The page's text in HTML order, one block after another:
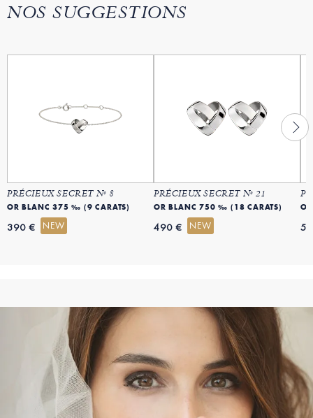
NOS SUGGESTIONS
PRÉCIEUX SECRET Nº 8
OR BLANC 375 ‰ (9 CARATS)
390 € NEW
PRÉCIEUX SECRET Nº 21
OR BLANC 750 ‰ (18 CARATS)
490 € NEW